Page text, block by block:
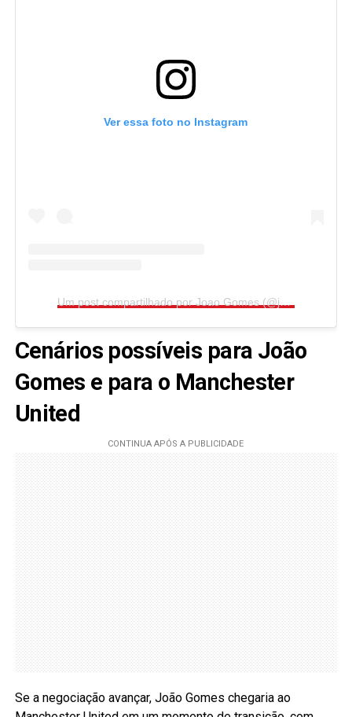
Ver essa foto no Instagram
Cenários possíveis para João
Gomes e para o Manchester
United
Se a negociação avançar, João Gomes chegaria ao